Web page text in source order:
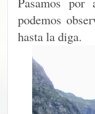
podemos
hasta la diga.